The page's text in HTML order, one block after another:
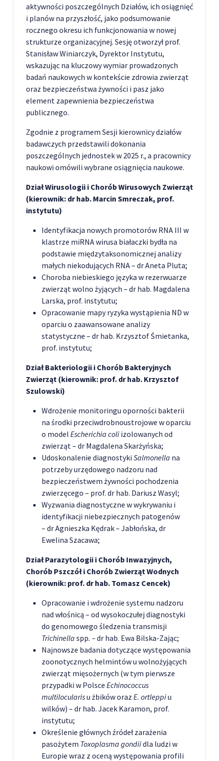
aktywności poszczególnych Działów, ich osiągnięć
i planów na przyszłość, jako podsumowanie
rocznego okresu ich funkcjonowania w nowej
strukturze organizacyjnej. Sesję otworzył prof.
Stanisław Winiarczyk, Dyrektor Instytutu,
wskazując na kluczowy wymiar prowadzonych
badań naukowych w kontekście zdrowia zwierząt
oraz bezpieczeństwa żywności i pasz jako
element zapewnienia bezpieczeństwa
publicznego.
Zgodnie z programem Sesji kierownicy działów
badawczych przedstawili dokonania
poszczególnych jednostek w 2025 r., a pracownicy
naukowi omówili wybrane osiągnięcia naukowe.
Dział Wirusologii i Chorób Wirusowych Zwierząt
(kierownik: dr hab. Marcin Smreczak, prof.
instytutu)
Identyfikacja nowych promotorów RNA III w
klastrze miRNA wirusa białaczki bydła na
podstawie międzytaksonomicznej analizy
małych niekodujących RNA – dr Aneta Pluta;
Choroba niebieskiego języka w rezerwuarze
zwierząt wolno żyjących – dr hab. Magdalena
Larska, prof. instytutu;
Opracowanie mapy ryzyka wystąpienia ND w
oparciu o zaawansowane analizy
statystyczne – dr hab. Krzysztof Śmietanka,
prof. instytutu;
Dział Bakteriologii i Chorób Bakteryjnych
Zwierząt (kierownik: prof. dr hab. Krzysztof
Szulowski)
Wdrożenie monitoringu oporności bakterii
na środki przeciwdrobnoustrojowe w oparciu
o model Escherichia coli izolowanych od
zwierząt – dr Magdalena Skarżyńska;
Udoskonalenie diagnostyki Salmonella na
potrzeby urzędowego nadzoru nad
bezpieczeństwem żywności pochodzenia
zwierzęcego – prof. dr hab. Dariusz Wasyl;
Wyzwania diagnostyczne w wykrywaniu i
identyfikacji niebezpiecznych patogenów
– dr Agnieszka Kędrak – Jabłońska, dr
Ewelina Szacawa;
Dział Parazytologii i Chorób Inwazyjnych,
Chorób Pszczół i Chorób Zwierząt Wodnych
(kierownik: prof. dr hab. Tomasz Cencek)
Opracowanie i wdrożenie systemu nadzoru
nad włośnicą – od wysokoczułej diagnostyki
do genomowego śledzenia transmisji
Trichinella spp. –dr hab. Ewa Bilska-Zając;
Najnowsze badania dotyczące występowania
zoonotycznych helmintów u wolnożyjących
zwierząt mięsożernych (w tym pierwsze
przypadki w Polsce Echinococcus
multilocularisu żbików oraz E. ortleppiu
wilków) – dr hab. Jacek Karamon, prof.
instytutu;
Określenie głównych źródeł zarażenia
pasożytem Toxoplasma gondiidla ludzi w
Europie wraz z oceną występowania profili